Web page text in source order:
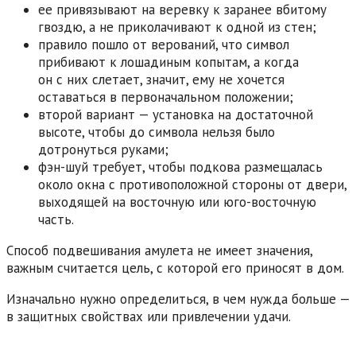
ее привязывают на веревку к заранее вбитому
гвоздю, а не приколачивают к одной из стен;
правило пошло от верований, что символ
прибивают к лошадиным копытам, а когда
он с них слетает, значит, ему не хочется
оставаться в первоначальном положении;
второй вариант — установка на достаточной
высоте, чтобы до символа нельзя было
дотронуться руками;
фэн-шуй требует, чтобы подкова размещалась
около окна с противоположной стороны от двери,
выходящей на восточную или юго-восточную
часть.
Способ подвешивания амулета не имеет значения,
важным считается цель, с которой его приносят в дом.
Изначально нужно определиться, в чем нужда больше —
в защитных свойствах или привлечении удачи.